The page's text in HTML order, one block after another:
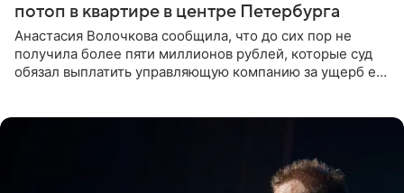
потоп в квартире в центре Петербурга
Анастасия Волочкова сообщила, что до сих пор не
получила более пяти миллионов рублей, которые суд
обязал выплатить управляющую компанию за ущерб ее